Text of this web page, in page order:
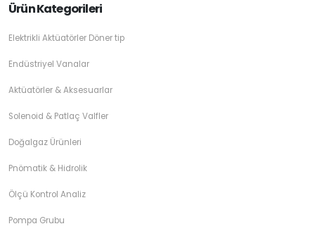
Ürün Kategorileri
Elektrikli Aktüatörler Döner tip
Endüstriyel Vanalar
Aktüatörler & Aksesuarlar
Solenoid & Patlaç Valfler
Doğalgaz Ürünleri
Pnömatik & Hidrolik
Ölçü Kontrol Analiz
Pompa Grubu